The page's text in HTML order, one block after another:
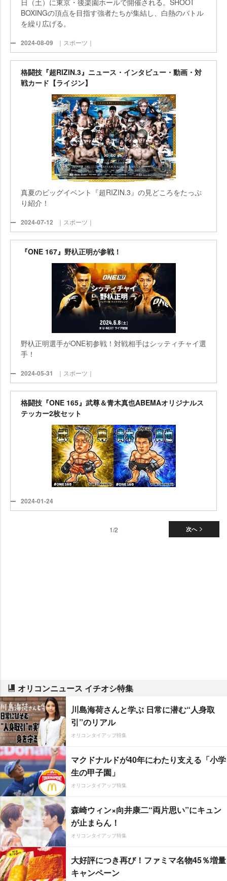
日（土）に東京・後楽園ホールで開催される。SHOOT
BOXINGの頂点を目指す強者たちが集結し、白熱のバトル
を繰り広げる。
2024-08-09 ｜スポーツ｜
格闘技『超RIZIN.3』ニュース・インタビュー・動画・対
戦カード【ライジン】
真夏のビッグイベント『超RIZIN.3』の見どころをたっぷ
り紹介！
2024-07-12 ｜スポーツ｜
『ONE 167』野杁正明が参戦！
野杁正明選手がONE初参戦！対戦相手はシッティチャイ選
手！
2024-05-31 ｜スポーツ｜
格闘技『ONE 165』武尊＆青木真也ABEMAオリジナルス
テッカー2枚セット
2024-01-24
次へ
1/2
オリコンニュース イチオシ特集
川島海荷さんと学ぶ 日常に潜む“人身取
引”のリアル
オリコンタイアップ特集
マクドナルドが40年にわたり支える「小学
生の甲子園」
オリコンタイアップ特集
森崎ウィン×向井康二“両片思い”にキュン
が止まらん！
オリコンタイアップ特集
大好評につき再び！ファミマ名物45％増量
キャンペーン